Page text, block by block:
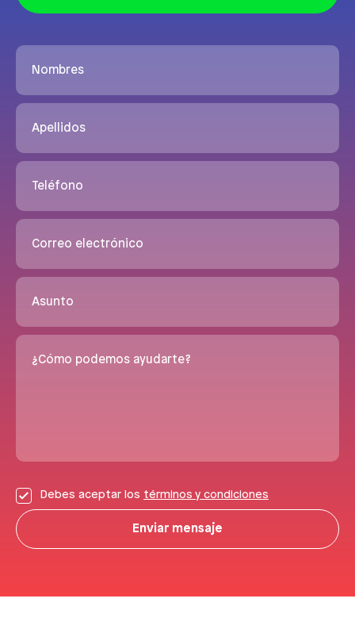
Nombres
Apellidos
Teléfono
Correo electrónico
Asunto
¿Cómo podemos ayudarte?
Debes aceptar los términos y condiciones
Enviar mensaje